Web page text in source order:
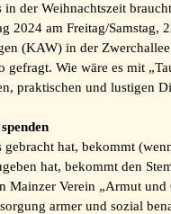
in der Weihnachtszeit
2024 am Freitag/
(KAW) in der Zwerchallee
gefragt. Wie wäre es mit
praktischen und lustigen
gebracht hat, bekommt
hat, bekommt den
Mainzer Verein „Armut und
armer und sozial